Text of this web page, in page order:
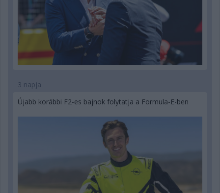
3 napja
Újabb korábbi F2-es bajnok folytatja a Formula-E-ben